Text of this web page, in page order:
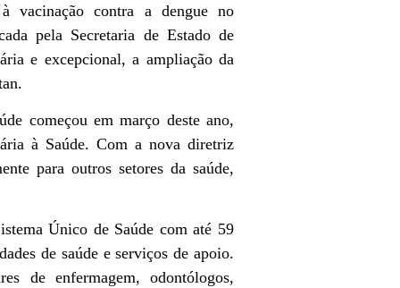
vacinação contra a dengue no
pela Secretaria de Estado de
e excepcional, a ampliação da
começou em março deste ano,
à Saúde. Com a nova diretriz
para outros setores da saúde,
Único de Saúde com até 59
de saúde e serviços de apoio.
de enfermagem, odontólogos,